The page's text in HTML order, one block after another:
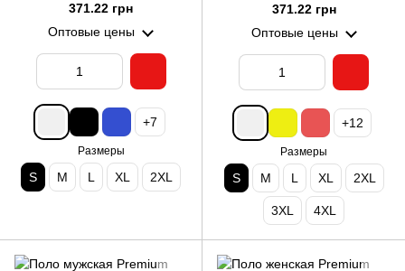
371.22 грн
Оптовые цены
+7
Размеры
S M L XL 2XL
371.22 грн
Оптовые цены
+12
Размеры
S M L XL 2XL
3XL 4XL